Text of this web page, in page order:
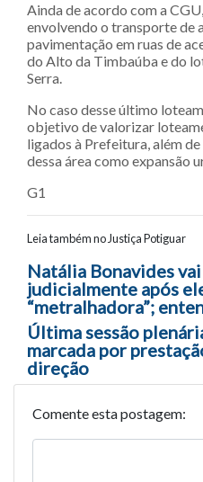
Ainda de acordo com a
envolvendo o transporte de
pavimentação em ruas de
do Alto da Timbaúba e do
Serra.
No caso desse último
objetivo de valorizar
ligados à Prefeitura, além
dessa área como expansão
G1
Leia também no Justiça Potiguar
Navegação
Natália Bonavides
judicialmente após
“metralhadora”;
Última sessão
marcada por
direção
Comente esta postagem: